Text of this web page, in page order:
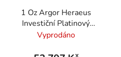
1 Oz Argor Heraeus
Investiční Platinový
slitek
Vyprodáno